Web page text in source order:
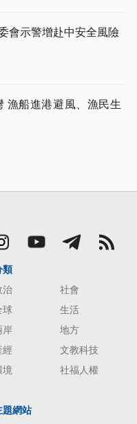
會示警增赴中安全風險
漁船進港避風、漁民生
類
治
社會
球
生活
岸
地方
經
文教科技
境
社福人權
題網站